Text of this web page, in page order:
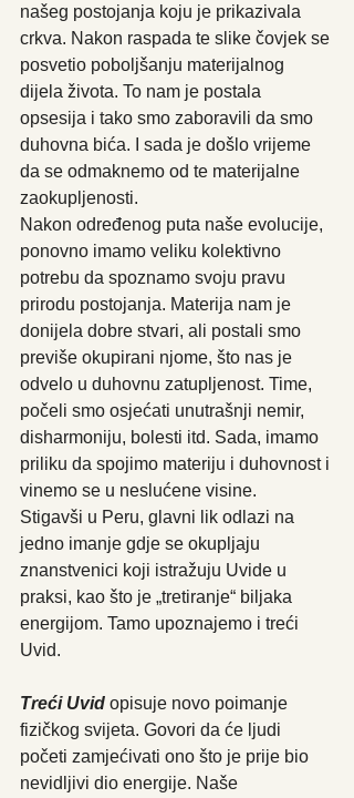
našeg postojanja koju je prikazivala
crkva. Nakon raspada te slike čovjek se
posvetio poboljšanju materijalnog
dijela života. To nam je postala
opsesija i tako smo zaboravili da smo
duhovna bića. I sada je došlo vrijeme
da se odmaknemo od te materijalne
zaokupljenosti.
Nakon određenog puta naše evolucije,
ponovno imamo veliku kolektivno
potrebu da spoznamo svoju pravu
prirodu postojanja. Materija nam je
donijela dobre stvari, ali postali smo
previše okupirani njome, što nas je
odvelo u duhovnu zatupljenost. Time,
počeli smo osjećati unutrašnji nemir,
disharmoniju, bolesti itd. Sada, imamo
priliku da spojimo materiju i duhovnost i
vinemo se u neslućene visine.
Stigavši u Peru, glavni lik odlazi na
jedno imanje gdje se okupljaju
znanstvenici koji istražuju Uvide u
praksi, kao što je „tretiranje“ biljaka
energijom. Tamo upoznajemo i treći
Uvid.
Treći Uvid opisuje novo poimanje
fizičkog svijeta. Govori da će ljudi
početi zamjećivati ono što je prije bio
nevidljivi dio energije. Naše